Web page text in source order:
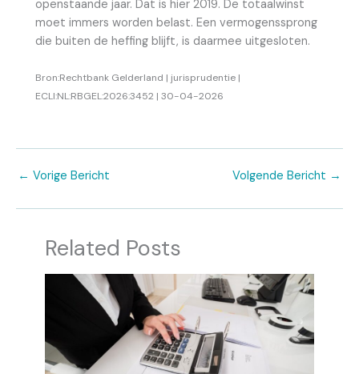
openstaande jaar. Dat is hier 2019. De totaalwinst
moet immers worden belast. Een vermogenssprong
die buiten de heffing blijft, is daarmee uitgesloten.
Bron:Rechtbank Gelderland | jurisprudentie |
ECLI:NL:RBGEL:2026:3452 | 30-04-2026
← Vorige Bericht Volgende Bericht →
Related Posts